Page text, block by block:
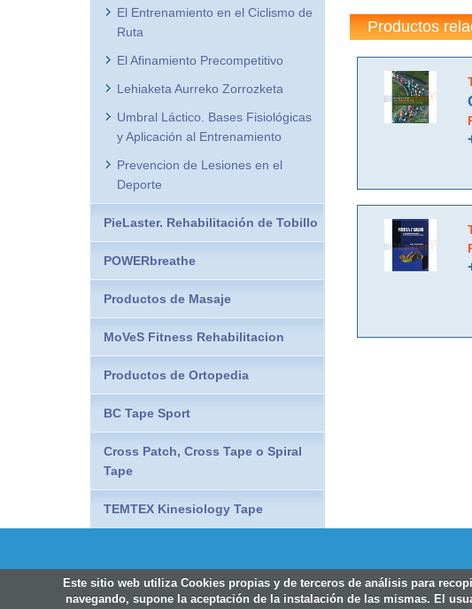
Productos
El Entrenamiento en el Ciclismo de
Ruta
El Afinamiento Precompetitivo
Lehiaketa Aurreko Zorrozketa
Umbral Láctico. Bases Fisiológicas
y Aplicación al Entrenamiento
Prevencion de Lesiones en el
Deporte
PieLaster. Rehabilitación de Tobillo
POWERbreathe
Productos de Masaje
MoVeS Fitness Rehabilitacion
Productos de Ortopedia
BC Tape Sport
Cross Patch, Cross Tape o Spiral
Tape
TEMTEX Kinesiology Tape
Este sitio web utiliza Cookies propias y de terceros de análisis para
navegando, supone la aceptación de la instalación de las mismas. El